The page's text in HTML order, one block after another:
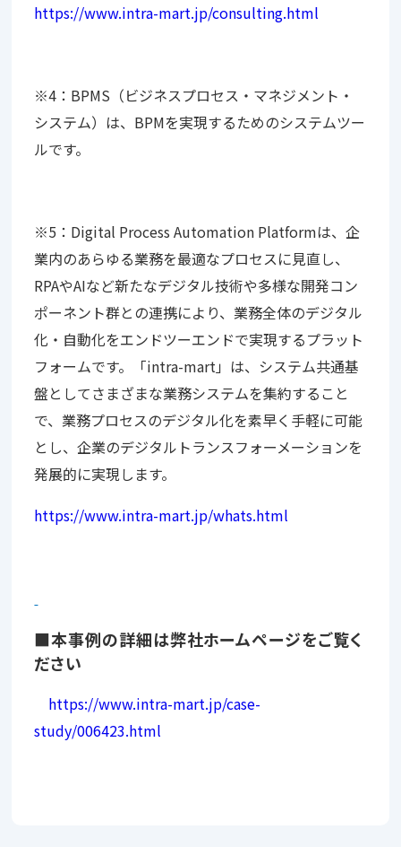
https://www.intra-mart.jp/consulting.html
※4：BPMS（ビジネスプロセス・マネジメント・
システム）は、BPMを実現するためのシステムツー
ルです。
※5：Digital Process Automation Platformは、企
業内のあらゆる業務を最適なプロセスに見直し、
RPAやAIなど新たなデジタル技術や多様な開発コン
ポーネント群との連携により、業務全体のデジタル
化・自動化をエンドツーエンドで実現するプラット
フォームです。「intra-mart」は、システム共通基
盤としてさまざまな業務システムを集約すること
で、業務プロセスのデジタル化を素早く手軽に可能
とし、企業のデジタルトランスフォーメーションを
発展的に実現します。
https://www.intra-mart.jp/whats.html
■本事例の詳細は弊社ホームページをご覧く
ださい
https://www.intra-mart.jp/case-
study/006423.html